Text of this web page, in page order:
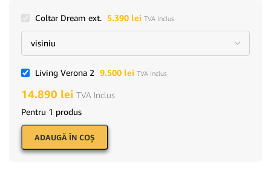
Coltar Dream ext. 5.390 lei TVA Inclus
Living Verona 2 9.500 lei TVA Inclus
14.890 lei TVA Inclus
Pentru 1 produs
ADAUGĂ ÎN COŞ